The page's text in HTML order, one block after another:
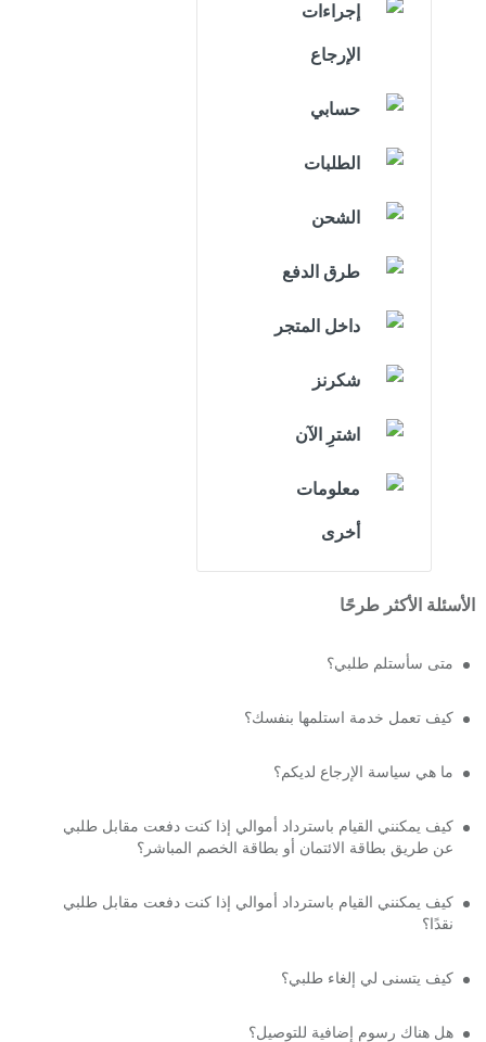
إجراءات
الإرجاع
حسابي
الطلبات
الشحن
طرق الدفع
داخل المتجر
شكرنز
اشترِ الآن
معلومات
أخرى
الأسئلة الأكثر طرحًا
متى سأستلم طلبي؟
كيف تعمل خدمة استلمها بنفسك؟
ما هي سياسة الإرجاع لديكم؟
كيف يمكنني القيام باسترداد أموالي إذا كنت دفعت مقابل طلبي
عن طريق بطاقة الائتمان أو بطاقة الخصم المباشر؟
كيف يمكنني القيام باسترداد أموالي إذا كنت دفعت مقابل طلبي
نقدًا؟
كيف يتسنى لي إلغاء طلبي؟
هل هناك رسوم إضافية للتوصيل؟